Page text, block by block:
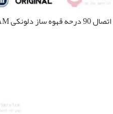
اتصال 90 درحه قهوه ساز دلونکی ETAM